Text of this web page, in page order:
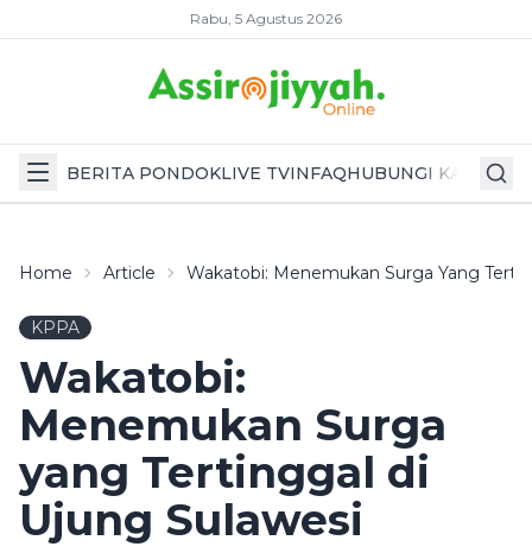
Rabu, 5 Agustus 2026
BERITA PONDOKLIVE TVINFAQHUBUNGI KAMI
Home Article Wakatobi: Menemukan Surga Yang
KPPA
Wakatobi:
Menemukan Surga
yang Tertinggal di
Ujung Sulawesi